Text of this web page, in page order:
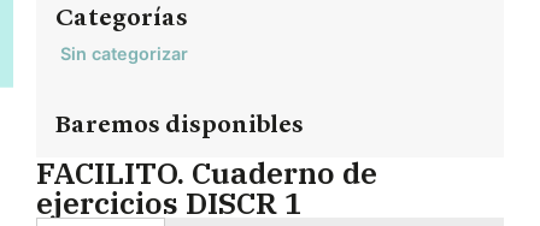
Categorías
Sin categorizar
Baremos disponibles
FACILITO. Cuaderno de
ejercicios DISCR 1